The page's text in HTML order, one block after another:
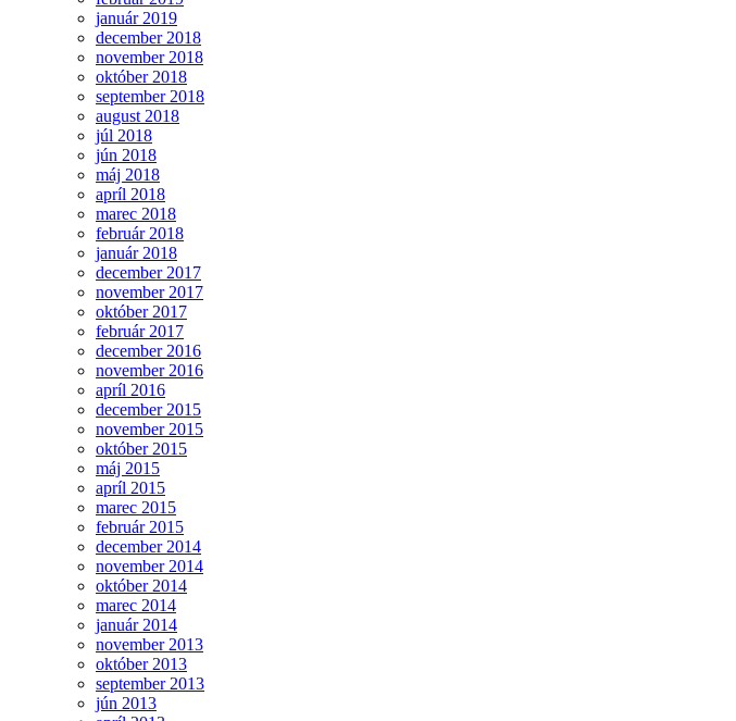
január 2019
december 2018
november 2018
október 2018
september 2018
august 2018
júl 2018
jún 2018
máj 2018
apríl 2018
marec 2018
február 2018
január 2018
december 2017
november 2017
október 2017
február 2017
december 2016
november 2016
apríl 2016
december 2015
november 2015
október 2015
máj 2015
apríl 2015
marec 2015
február 2015
december 2014
november 2014
október 2014
marec 2014
január 2014
november 2013
október 2013
september 2013
jún 2013